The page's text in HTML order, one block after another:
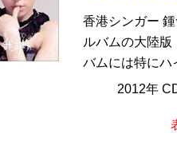
香港シンガー
ルバムの大陸
バムには特にハ
2012年